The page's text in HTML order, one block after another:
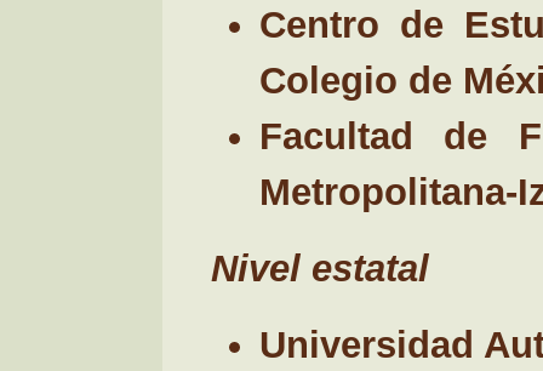
Centro de
Colegio de
Facultad de
Metropolitana-
Nivel estatal
Universidad